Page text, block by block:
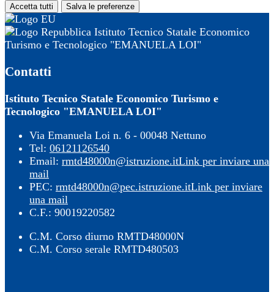
Accetta tutti Salva le preferenze
Istituto Tecnico Statale Economico
Turismo e Tecnologico "EMANUELA LOI"
Contatti
Istituto Tecnico Statale Economico Turismo e
Tecnologico "EMANUELA LOI"
Via Emanuela Loi n. 6 - 00048 Nettuno
Tel: 06121126540
Email: rmtd48000n@istruzione.itLink per inviare una
mail
PEC: rmtd48000n@pec.istruzione.itLink per inviare
una mail
C.F.: 90019220582
C.M. Corso diurno RMTD48000N
C.M. Corso serale RMTD480503